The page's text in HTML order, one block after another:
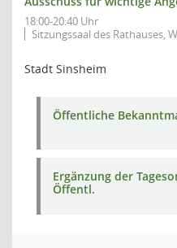
18:00-20:40 Uhr
Sitzungssaal des Rathauses,
Stadt Sinsheim
Öffentliche
Ergänzung der
Öffentl.